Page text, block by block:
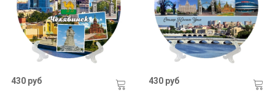
430 руб 430 руб